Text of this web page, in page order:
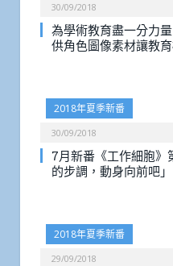
30/09/2018
為學術教育盡一分力
供角色圖像素材讓教
2018年夏季新番
30/09/2018
7月新番《工作細胞》
的步調，動身向前吧」
2018年夏季新番
29/09/2018